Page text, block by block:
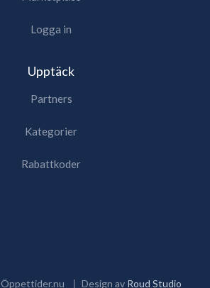
Logga in
Upptäck
Partners
Kategorier
Rabattkoder
Öppettider.nu Design av Roud Studio